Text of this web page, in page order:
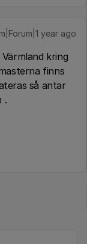
year ago
kring
finns
så antar
.